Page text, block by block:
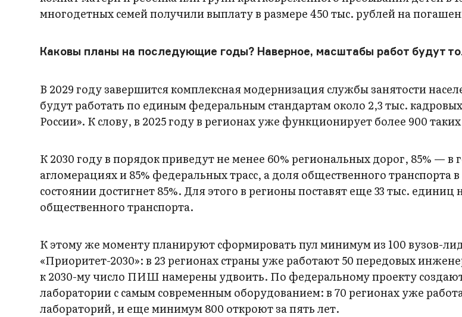
многодетных семей получили выплату в размере 450 тыс. рублей на
Каковы планы на последующие годы? Наверное, масштабы работ будут
В 2029 году завершится комплексная модернизация службы занятости
будут работать по единым федеральным стандартам около 2,3 тыс.
России». К слову, в 2025 году в регионах уже функционирует более 900
К 2030 году в порядок приведут не менее 60% региональных дорог, 85% — в
агломерациях и 85% федеральных трасс, а доля общественного транспорта
состоянии достигнет 85%. Для этого в регионы поставят еще 33 тыс. единиц
общественного транспорта.
К этому же моменту планируют сформировать пул минимум из 100 вузов-
«Приоритет-2030»: в 23 регионах страны уже работают 50 передовых
к 2030-му число ПИШ намерены удвоить. По федеральному проекту
лаборатории с самым современным оборудованием: в 70 регионах уже
лабораторий, и еще минимум 800 откроют за пять лет.